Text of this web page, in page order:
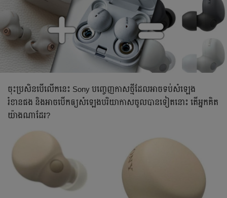
ចុះប្រសិនបើលើកនេះ Sony បញ្ចេញកាសថ្មីដែលអាចទប់សំឡេង
រំខានផង និងអាចបើកឲ្យសំឡេងបរិយាកាសចូលបានទៀតនោះ តើអ្នកគិត
យ៉ាងណាដែរ?